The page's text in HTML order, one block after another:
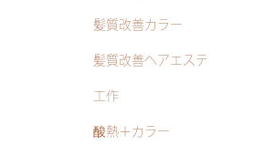
髪質改善カラー
髪質改善ヘアエステ
工作
酸熱＋カラー